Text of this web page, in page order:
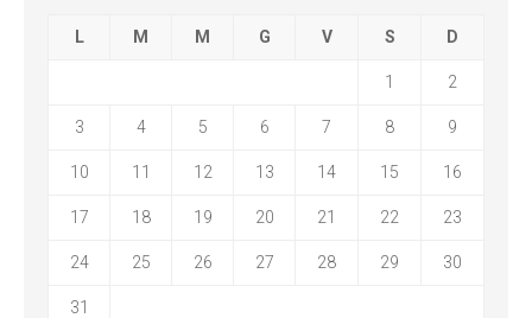
L M M G V S D
1 2
3 4 5 6 7 8 9
10 11 12 13 14 15 16
17 18 19 20 21 22 23
24 25 26 27 28 29 30
31